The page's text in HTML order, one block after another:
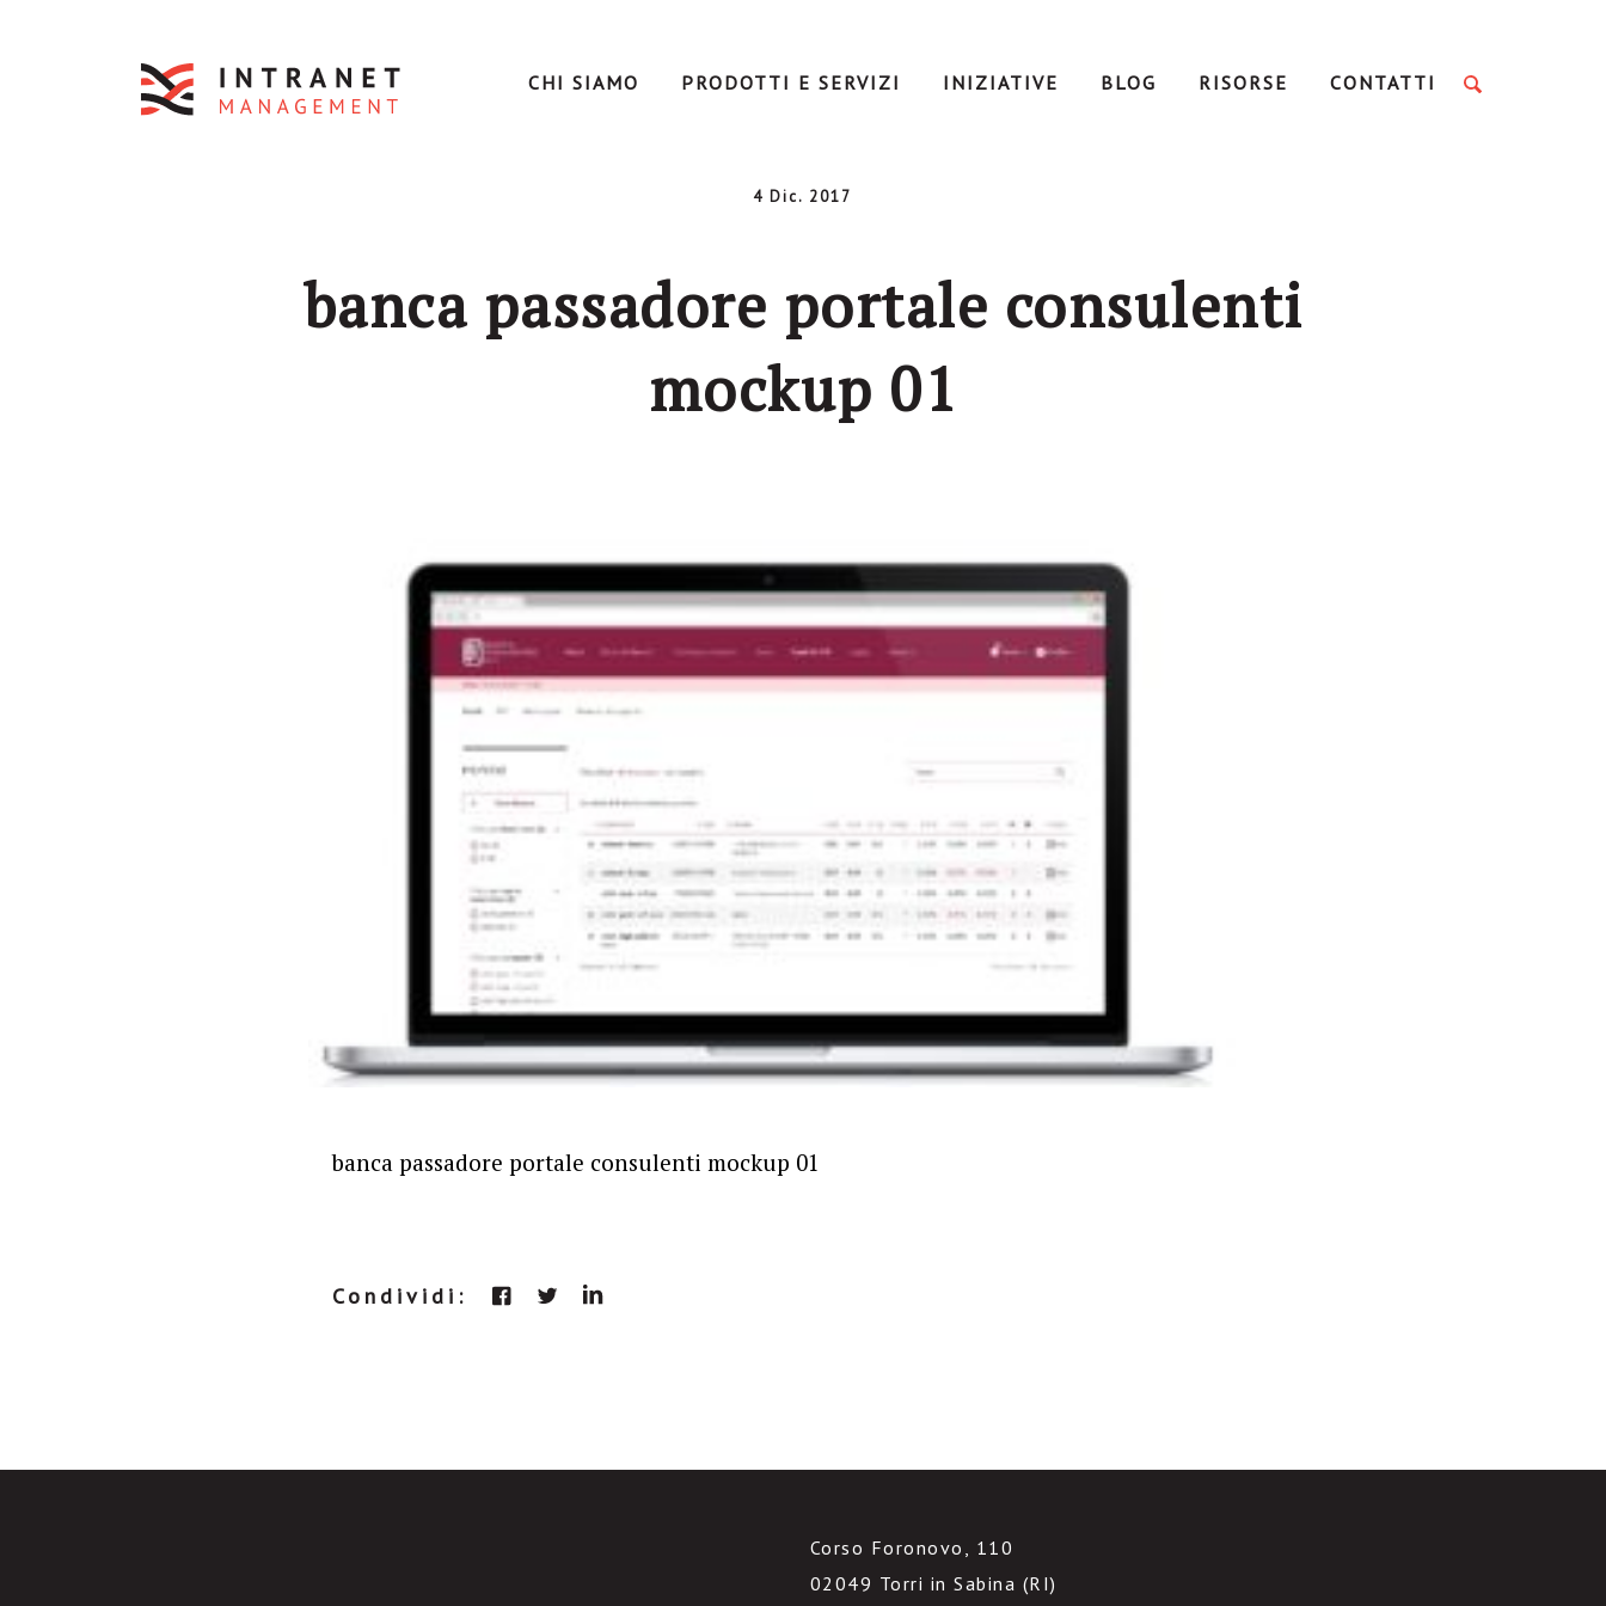
CHI SIAMO PRODOTTI E SERVIZI INIZIATIVE BLOG RISORSE CONTATTI
4 Dic. 2017
banca passadore portale consulenti
mockup 01
banca passadore portale consulenti mockup 01
Condividi:
Corso Foronovo, 110
02049 Torri in Sabina (RI)